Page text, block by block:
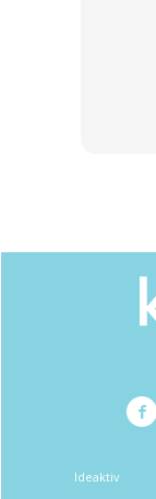
dicicah dengan
Anda
Ideaktiv